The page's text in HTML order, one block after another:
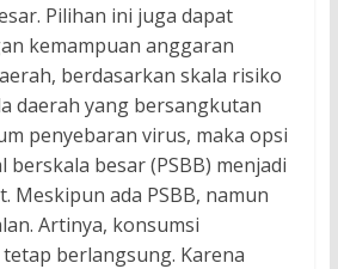
Pilihan ini juga dapat
kemampuan anggaran
berdasarkan skala risiko
daerah yang bersangkutan
penyebaran virus, maka opsi
berskala besar (PSBB) menjadi
Meskipun ada PSBB, namun
Artinya, konsumsi
berlangsung. Karena